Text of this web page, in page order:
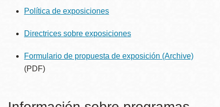
Política de exposiciones
Directrices sobre exposiciones
Formulario de propuesta de exposición (Archive)
(PDF)